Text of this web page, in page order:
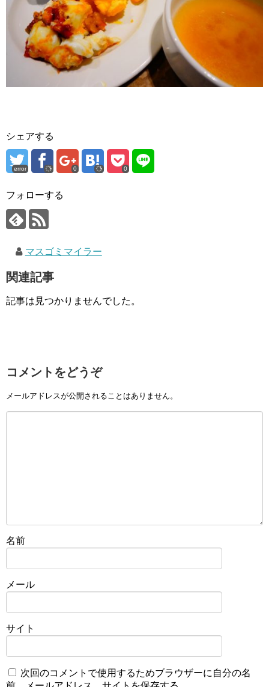
シェアする
error 0 0
フォローする
マスゴミマイラー
関連記事
記事は見つかりませんでした。
コメントをどうぞ
メールアドレスが公開されることはありません。
名前
メール
サイト
次回のコメントで使用するためブラウザーに自分の名